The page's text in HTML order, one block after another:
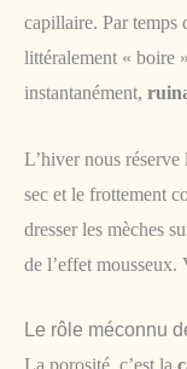
capillaire. Par temps
littéralement « boire
instantanément,
L’hiver nous réserve
sec et le frottement
dresser les mèches
de l’effet mousseux.
Le rôle méconnu